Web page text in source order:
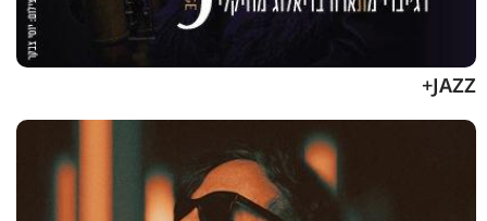
JAZZ+